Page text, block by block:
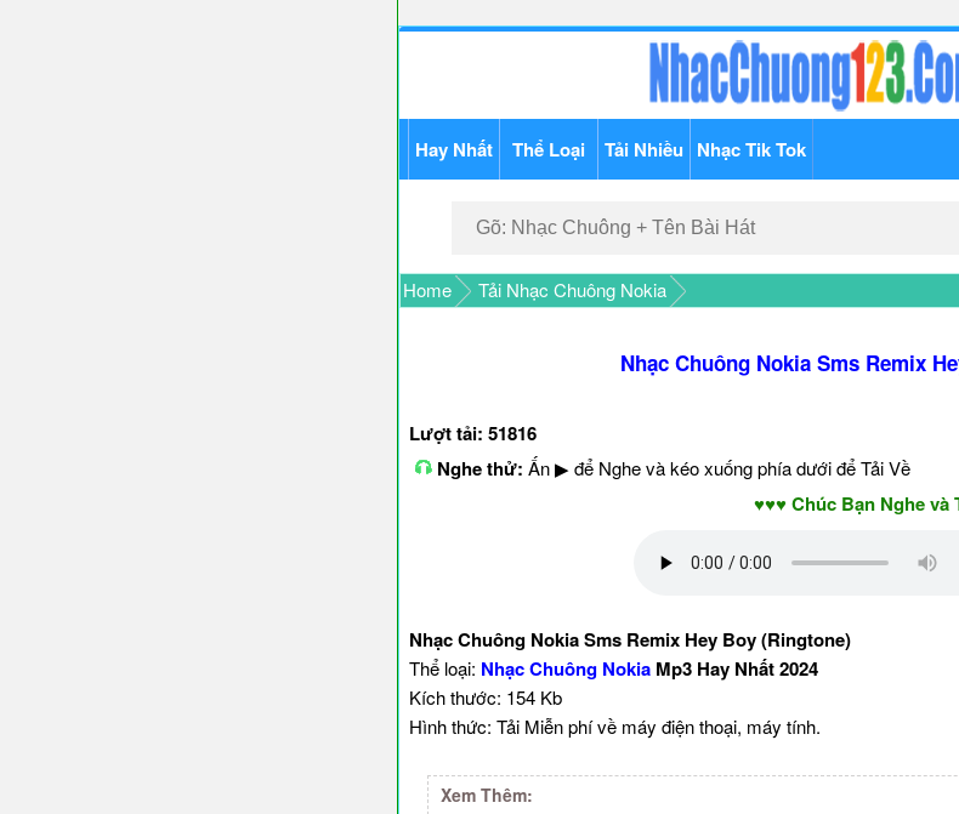
Hay Nhất Thể Loại Tải Nhiều Nhạc Tik Tok
Home Tải Nhạc Chuông Nokia
Nhạc Chuông Nokia Sms Remix
Lượt tải: 51816
Nghe thử: Ấn ▶ để Nghe và kéo xuống phía dưới để Tải Về
♥♥♥ Chúc Bạn Nghe và Tải
Nhạc Chuông Nokia Sms Remix Hey Boy (Ringtone)
Thể loại: Nhạc Chuông Nokia Mp3 Hay Nhất 2024
Kích thước: 154 Kb
Hình thức: Tải Miễn phí về máy điện thoại, máy tính.
Xem Thêm: